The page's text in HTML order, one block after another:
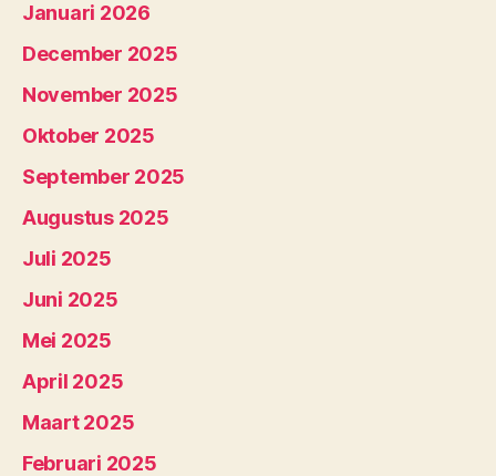
Januari 2026
December 2025
November 2025
Oktober 2025
September 2025
Augustus 2025
Juli 2025
Juni 2025
Mei 2025
April 2025
Maart 2025
Februari 2025